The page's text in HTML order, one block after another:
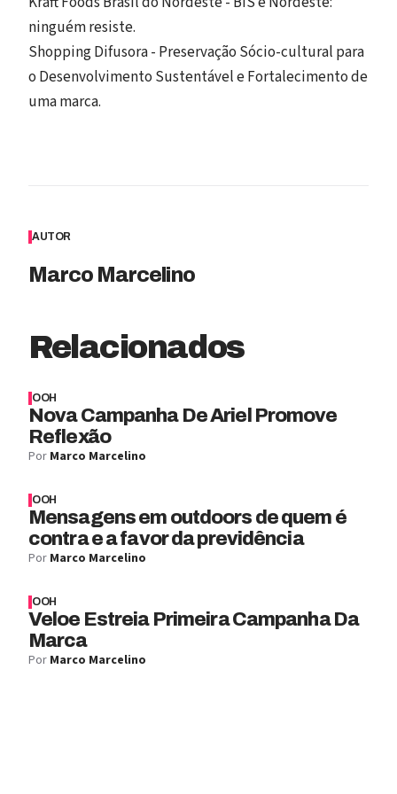
ninguém resiste.
Shopping Difusora - Preservação Sócio-cultural para
o Desenvolvimento Sustentável e Fortalecimento de
uma marca.
AUTOR
Marco Marcelino
Relacionados
OOH
Nova Campanha De Ariel Promove
Reflexão
Por Marco Marcelino
OOH
Mensagens em outdoors de quem é
contra e a favor da previdência
Por Marco Marcelino
OOH
Veloe Estreia Primeira Campanha Da
Marca
Por Marco Marcelino